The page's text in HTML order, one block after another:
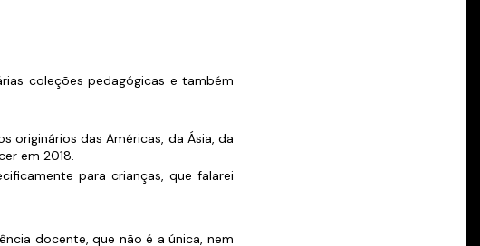
coleções pedagógicas e também
originários das Américas, da Ásia, da
em 2018.
para crianças, que falarei
docente, que não é a única, nem